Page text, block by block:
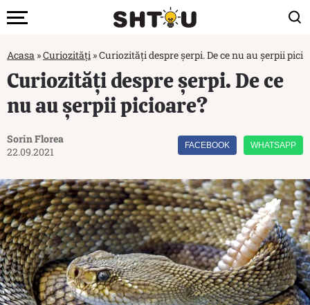
Acasa »Curiozități »Curiozități despre șerpi. De ce nu au șerpii
Curiozități despre șerpi. De ce
nu au șerpii picioare?
Sorin Florea
22.09.2021
FACEBOOK WHATSAPP